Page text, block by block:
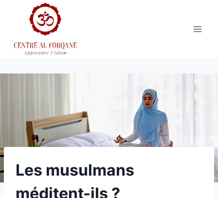
Les musulmans
méditent-ils ?